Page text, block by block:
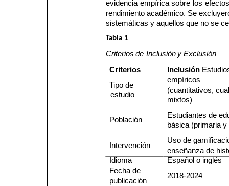
evidencia empírica sobre los
rendimiento académico. Se
sistemáticas y aquellos que no se
Tabla 1
Criterios de Inclusión y Exclusión
Tipo de
estudio
Población
Estudiantes de
básica (primaria
Intervención
2018-2024
Criterios Inclusión
empíricos
(cuantitativos,
mixtos)
Uso de
enseñanza de
Español o inglés
Idioma
Fecha de
publicación